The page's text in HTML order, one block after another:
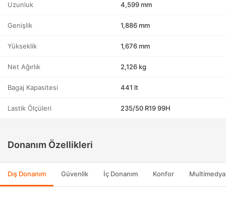
Uzunluk 4,599 mm
Genişlik 1,886 mm
Yükseklik 1,676 mm
Net Ağırlık 2,126 kg
Bagaj Kapasitesi 441 lt
Lastik Ölçüleri 235/50 R19 99H
Donanım Özellikleri
Dış Donanım Güvenlik İç Donanım Konfor Multimedya